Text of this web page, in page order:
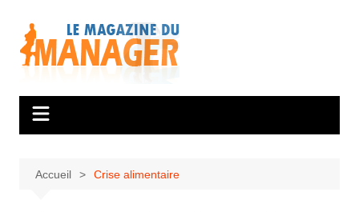
contenu
Accueil Crise alimentaire